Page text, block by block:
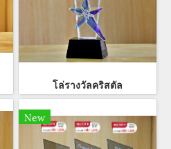
โล่รางวัลคริสตัล
New